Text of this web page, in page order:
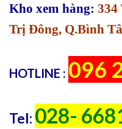
Kho xem hàng: 334
Trị Đông, Q.Bình
HOTLINE : 096
Tel: 028-